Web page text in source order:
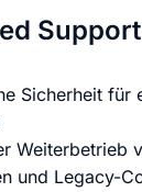
Support
Sicherheit für
Weiterbetrieb
und Legacy-